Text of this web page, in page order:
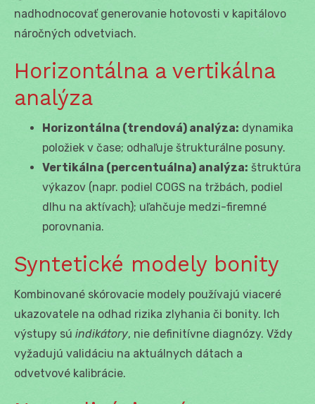
nadhodnocovať generovanie hotovosti v kapitálovo
náročných odvetviach.
Horizontálna a vertikálna
analýza
Horizontálna (trendová) analýza: dynamika
položiek v čase; odhaľuje štrukturálne posuny.
Vertikálna (percentuálna) analýza: štruktúra
výkazov (napr. podiel COGS na tržbách, podiel
dlhu na aktívach); uľahčuje medzi-firemné
porovnania.
Syntetické modely bonity
Kombinované skórovacie modely používajú viaceré
ukazovatele na odhad rizika zlyhania či bonity. Ich
výstupy sú indikátory, nie definitívne diagnózy. Vždy
vyžadujú validáciu na aktuálnych dátach a
odvetvové kalibrácie.